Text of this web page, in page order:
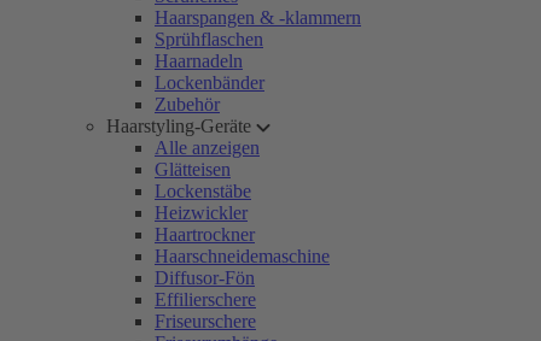
Haarspangen & -klammern
Sprühflaschen
Haarnadeln
Lockenbänder
Zubehör
Haarstyling-Geräte
Alle anzeigen
Glätteisen
Lockenstäbe
Heizwickler
Haartrockner
Haarschneidemaschine
Diffusor-Fön
Effilierschere
Friseurschere